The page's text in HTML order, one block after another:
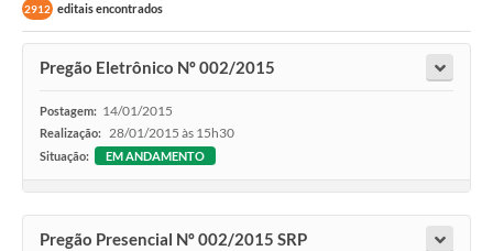
2912 editais encontrados
Pregão Eletrônico Nº 002/2015
Postagem: 14/01/2015
Realização: 28/01/2015 às 15h30
Situação: EM ANDAMENTO
Pregão Presencial Nº 002/2015 SRP